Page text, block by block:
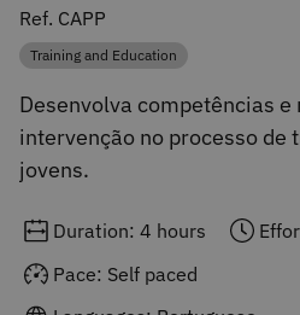
Ref. CAPP
Category
Training and Education
Desenvolva competências e
intervenção no processo de
jovens.
Duration: 4 hours
Pace: Self paced